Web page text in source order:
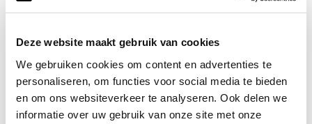
Deze website maakt gebruik van cookies
We gebruiken cookies om content en advertenties te
personaliseren, om functies voor social media te bieden
en om ons websiteverkeer te analyseren. Ook delen we
informatie over uw gebruik van onze site met onze
a4ds18-1
RVS A4 draadstang M18
(de verpakkingseenheid is 1
meters)
Info Meters